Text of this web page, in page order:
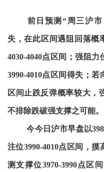
前日预测“周三沪市
失，在此区间遇阻回落概
4030-4040点区间；强阻力
3990-4010点区间得失；若
区间止跌反弹概率较大，
不排除跌破强支撑之可能
今今日沪市早盘以
注位3990-4010点区间，
测支撑位3970-3990点区